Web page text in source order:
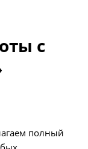
с
полный